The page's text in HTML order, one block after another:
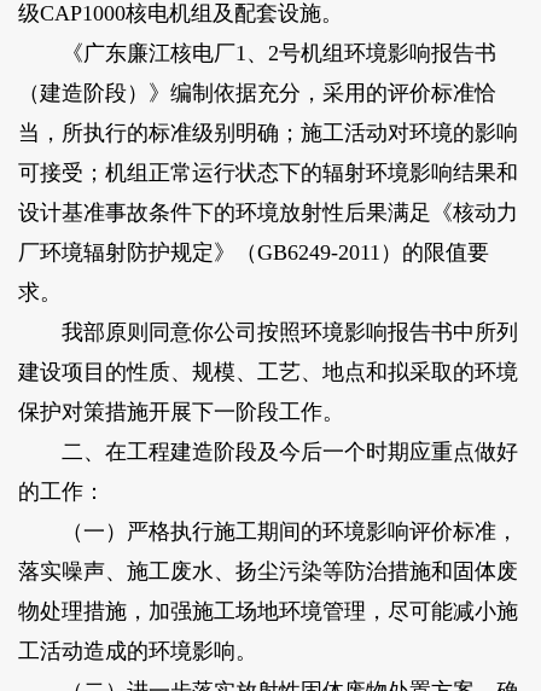
级CAP1000核电机组及配套设施。
《广东廉江核电厂1、2号机组环境影响报告书
（建造阶段）》编制依据充分，采用的评价标准恰
当，所执行的标准级别明确；施工活动对环境的影响
可接受；机组正常运行状态下的辐射环境影响结果和
设计基准事故条件下的环境放射性后果满足《核动力
厂环境辐射防护规定》（GB6249-2011）的限值要
求。
我部原则同意你公司按照环境影响报告书中所列
建设项目的性质、规模、工艺、地点和拟采取的环境
保护对策措施开展下一阶段工作。
二、在工程建造阶段及今后一个时期应重点做好
的工作：
（一）严格执行施工期间的环境影响评价标准，
落实噪声、施工废水、扬尘污染等防治措施和固体废
物处理措施，加强施工场地环境管理，尽可能减小施
工活动造成的环境影响。